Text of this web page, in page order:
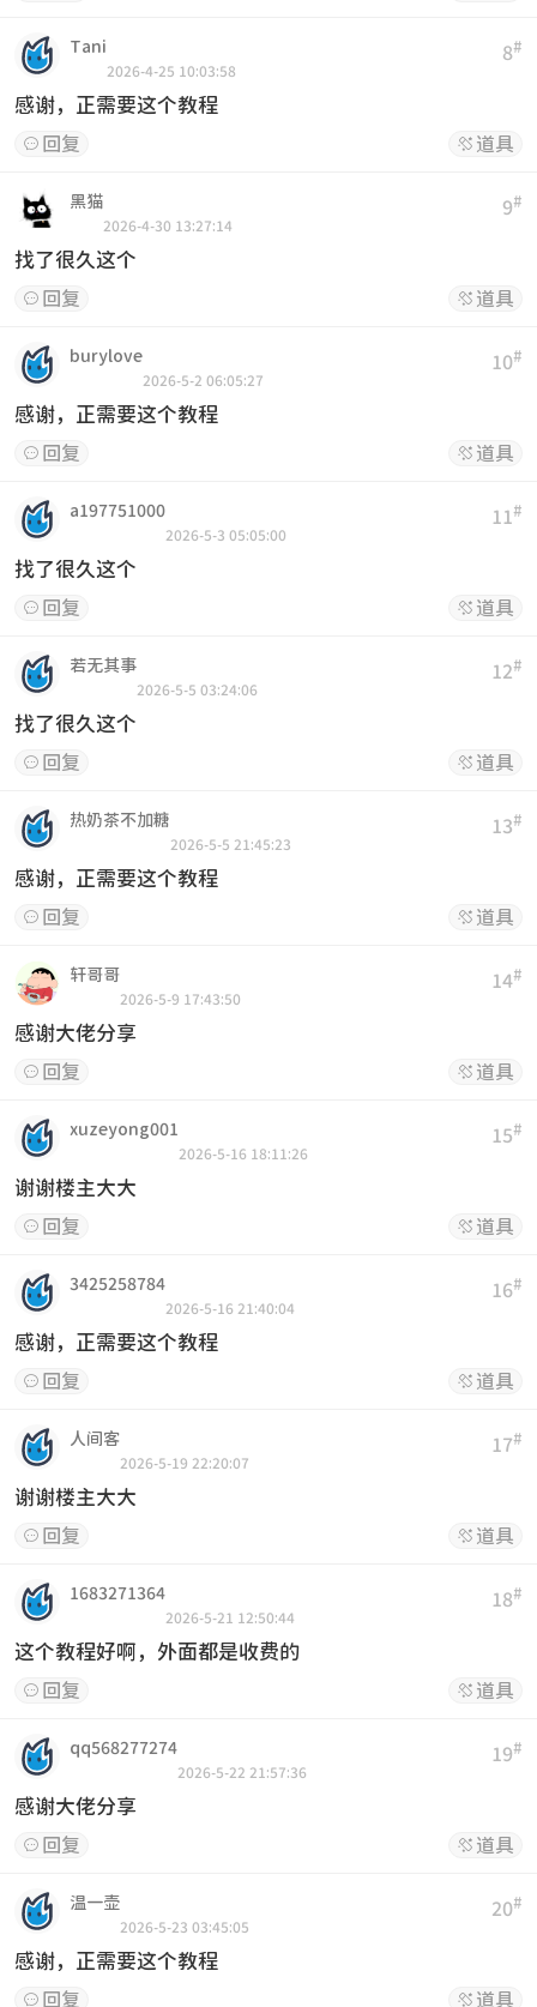
8#
Tani
2026-4-25 10:03:58
感谢，正需要这个教程
 回复  道具
9#
黑猫
2026-4-30 13:27:14
找了很久这个
 回复  道具
10#
burylove
2026-5-2 06:05:27
感谢，正需要这个教程
 回复  道具
11 #
a197751000
2026-5-3 05:05:00
找了很久这个
 回复  道具
12#
若无其事
2026-5-5 03:24:06
找了很久这个
 回复  道具
13#
热奶茶不加糖
2026-5-5 21:45:23
感谢，正需要这个教程
 回复  道具
14#
轩哥哥
2026-5-9 17:43:50
感谢大佬分享
 回复  道具
15#
xuzeyong001
2026-5-16 18:11:26
谢谢楼主大大
 回复  道具
16#
3425258784
2026-5-16 21:40:04
感谢，正需要这个教程
 回复  道具
17#
人间客
2026-5-19 22:20:07
谢谢楼主大大
 回复  道具
18#
1683271364
2026-5-21 12:50:44
这个教程好啊，外面都是收费的
 回复  道具
19#
qq568277274
2026-5-22 21:57:36
感谢大佬分享
 回复  道具
20#
温一壶
2026-5-23 03:45:05
感谢，正需要这个教程
 回复  道具